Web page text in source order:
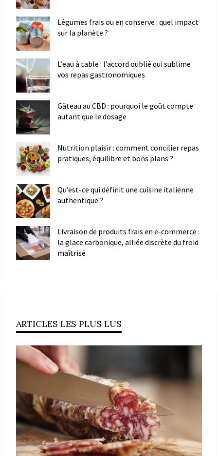
Légumes frais ou en conserve : quel impact
sur la planète ?
L’eau à table : l’accord oublié qui sublime
vos repas gastronomiques
Gâteau au CBD : pourquoi le goût compte
autant que le dosage
Nutrition plaisir : comment concilier repas
pratiques, équilibre et bons plans ?
Qu’est-ce qui définit une cuisine italienne
authentique ?
Livraison de produits frais en e-commerce :
la glace carbonique, alliée discrète du froid
maîtrisé
ARTICLES LES PLUS LUS